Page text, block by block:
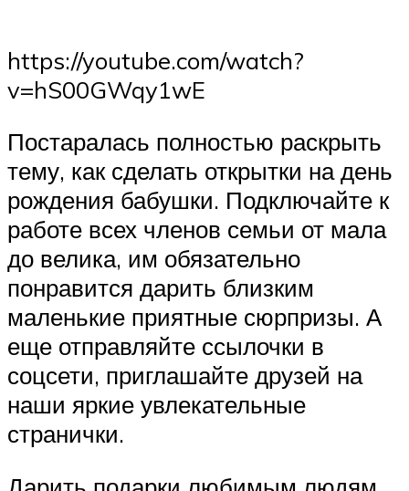
https://youtube.com/watch?
v=hS00GWqy1wE
Постаралась полностью раскрыть
тему, как сделать открытки на день
рождения бабушки. Подключайте к
работе всех членов семьи от мала
до велика, им обязательно
понравится дарить близким
маленькие приятные сюрпризы. А
еще отправляйте ссылочки в
соцсети, приглашайте друзей на
наши яркие увлекательные
странички.